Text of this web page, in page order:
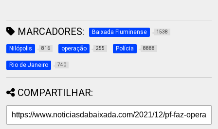
MARCADORES: Baixada Fluminense 1538
Nilópolis 816 operação 255 Polícia 8888
Rio de Janeiro 740
COMPARTILHAR: